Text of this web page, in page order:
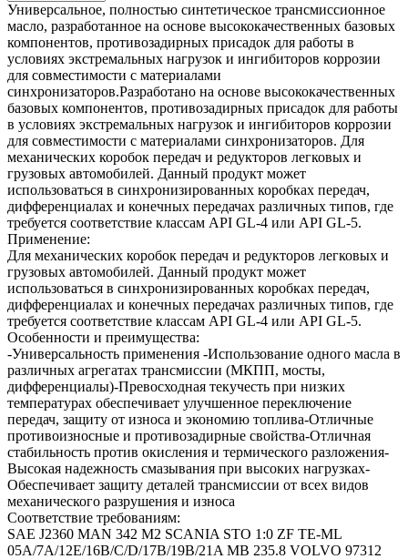
Универсальное, полностью синтетическое трансмиссионное
масло, разработанное на основе высококачественных базовых
компонентов, противозадирных присадок для работы в
условиях экстремальных нагрузок и ингибиторов коррозии
для совместимости с материалами
синхронизаторов.Разработано на основе высококачественных
базовых компонентов, противозадирных присадок для работы
в условиях экстремальных нагрузок и ингибиторов коррозии
для совместимости с материалами синхронизаторов. Для
механических коробок передач и редукторов легковых и
грузовых автомобилей. Данный продукт может
использоваться в синхронизированных коробках передач,
дифференциалах и конечных передачах различных типов, где
требуется соответствие классам API GL-4 или API GL-5.
Применение:
Для механических коробок передач и редукторов легковых и
грузовых автомобилей. Данный продукт может
использоваться в синхронизированных коробках передач,
дифференциалах и конечных передачах различных типов, где
требуется соответствие классам API GL-4 или API GL-5.
Особенности и преимущества:
-Универсальность применения -Использование одного масла в
различных агрегатах трансмиссии (МКПП, мосты,
дифференциалы)-Превосходная текучесть при низких
температурах обеспечивает улучшенное переключение
передач, защиту от износа и экономию топлива-Отличные
противоизносные и противозадирные свойства-Отличная
стабильность против окисления и термического разложения-
Высокая надежность смазывания при высоких нагрузках-
Обеспечивает защиту деталей трансмиссии от всех видов
механического разрушения и износа
Соответствие требованиям:
SAE J2360 MAN 342 M2 SCANIA STO 1:0 ZF TE-ML
05A/7A/12E/16B/C/D/17B/19B/21A MB 235.8 VOLVO 97312